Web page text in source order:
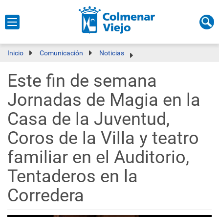
Inicio Comunicación Noticias
Este fin de semana
Jornadas de Magia en la
Casa de la Juventud,
Coros de la Villa y teatro
familiar en el Auditorio,
Tentaderos en la
Corredera